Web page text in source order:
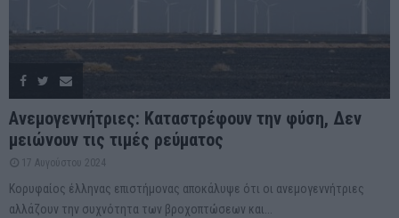
Ανεμογεννήτριες: Καταστρέφουν την φύση, Δεν
μειώνουν τις τιμές ρεύματος
17 Αυγούστου 2024
Κορυφαίος έλληνας επιστήμονας αποκάλυψε ότι οι ανεμογεννήτριες
αλλάζουν την συχνότητα των βροχοπτώσεων και...